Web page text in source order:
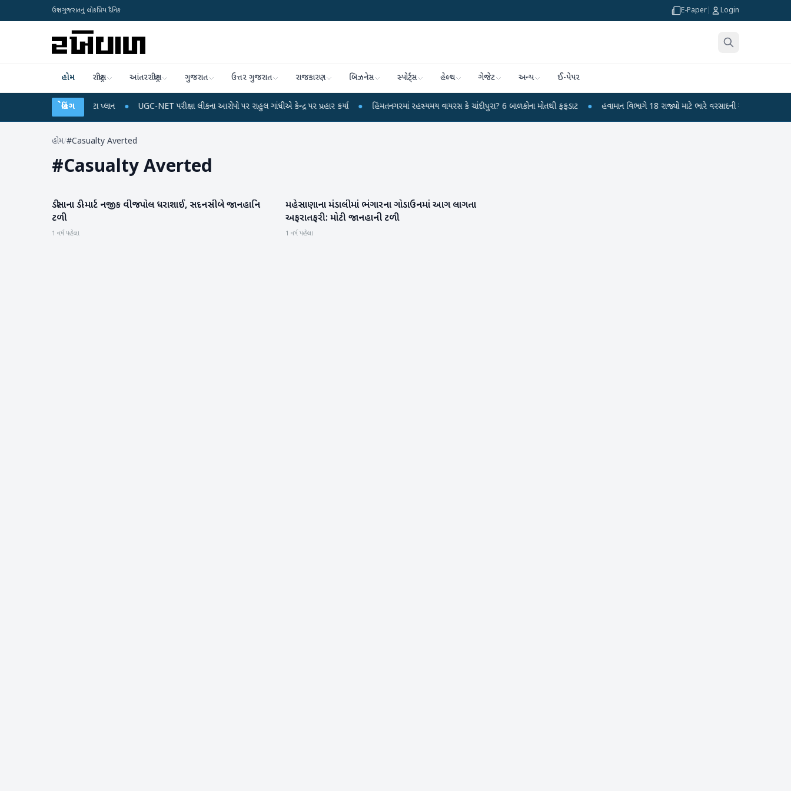
ઉત્તર ગુજરાતનું લોકપ્રિય દૈનિક E-Paper Login
હોમ રાષ્ટ્રીય આંતરરાષ્ટ્રીય ગુજરાત ઉત્તર ગુજરાત રાજકારણ બિઝનેસ સ્પોર્ટ્સ હેલ્થ ગેજેટ અન્ય ઈ-પેપર
બ્રેકિંગ
રિચાર્જ અને ડેટા પ્લાન ● UGC-NET પરીક્ષા લીકના આરોપો પર રાહુલ ગાંધીએ કેન્દ્ર પર પ્રહાર કર્યા ● હિંમતનગરમાં રહસ્યમય વાયરસ કે ચાંદીપુરા? 6 બાળકોના મોતથી ફફડાટ ● હવામાન વિભાગે 18 રાજ્યો માટે ભારે વરસાદની ચેતવણી જારી કરી
હોમ/#Casualty Averted
#Casualty Averted
બનાસકાંઠા
ડીસાના ડી-માર્ટ નજીક વીજપોલ ધરાશાઈ, સદનસીબે જાનહાનિ
ટળી
1 વર્ષ પહેલા
મહેસાણા
મહેસાણાના મંડાલીમાં ભંગારના ગોડાઉનમાં આગ લાગતા
અફરાતફરી: મોટી જાનહાની ટળી
1 વર્ષ પહેલા